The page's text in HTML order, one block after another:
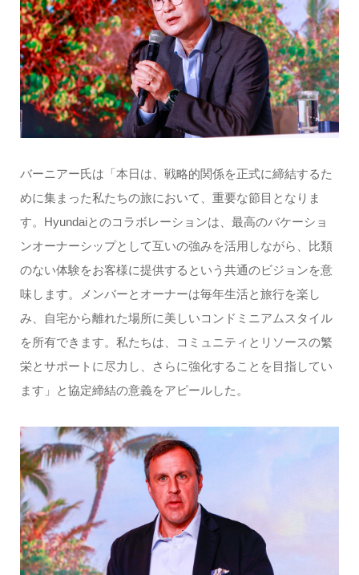
バーニアー氏は「本日は、戦略的関係を正式に締結するた
めに集まった私たちの旅において、重要な節目となりま
す。Hyundaiとのコラボレーションは、最高のバケーショ
ンオーナーシップとして互いの強みを活用しながら、比類
のない体験をお客様に提供するという共通のビジョンを意
味します。メンバーとオーナーは毎年生活と旅行を楽し
み、自宅から離れた場所に美しいコンドミニアムスタイル
を所有できます。私たちは、コミュニティとリソースの繁
栄とサポートに尽力し、さらに強化することを目指してい
ます」と協定締結の意義をアピールした。